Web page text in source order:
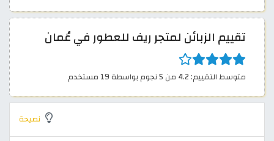
تقييم الزبائن لمتجر ريف للعطور في عُمان
متوسط التقييم: 4.2 من 5 نجوم بواسطة 19 مستخدم
نصيحة